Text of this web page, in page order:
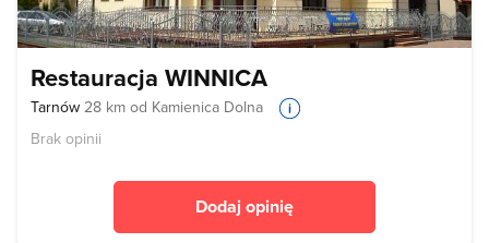
Restauracja WINNICA
Tarnów 28 km od Kamienica Dolna
Brak opinii
Dodaj opinię